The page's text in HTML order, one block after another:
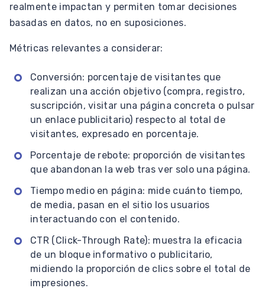
realmente impactan y permiten tomar decisiones
basadas en datos, no en suposiciones.
Métricas relevantes a considerar:
Conversión: porcentaje de visitantes que
realizan una acción objetivo (compra, registro,
suscripción, visitar una página concreta o pulsar
un enlace publicitario) respecto al total de
visitantes, expresado en porcentaje.
Porcentaje de rebote: proporción de visitantes
que abandonan la web tras ver solo una página.
Tiempo medio en página: mide cuánto tiempo,
de media, pasan en el sitio los usuarios
interactuando con el contenido.
CTR (Click-Through Rate): muestra la eficacia
de un bloque informativo o publicitario,
midiendo la proporción de clics sobre el total de
impresiones.